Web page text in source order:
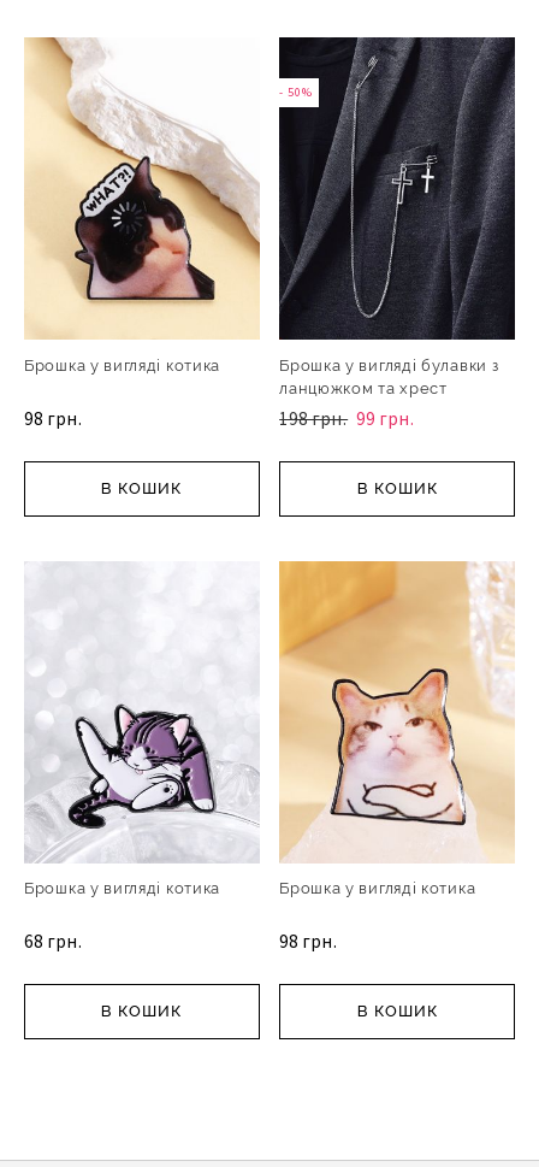
Брошка у вигляді котика
98 грн.
В КОШИК
- 50%
Брошка у вигляді булавки з
ланцюжком та хрест
198 грн. 99 грн.
В КОШИК
Брошка у вигляді котика
68 грн.
В КОШИК
Брошка у вигляді котика
98 грн.
В КОШИК